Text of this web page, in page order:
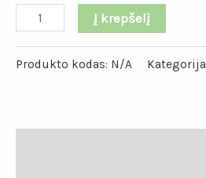
Į krepšelį
Produkto kodas: N/A